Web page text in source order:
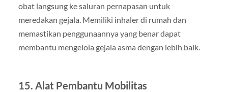
obat langsung ke saluran pernapasan untuk
meredakan gejala. Memiliki inhaler di rumah dan
memastikan penggunaannya yang benar dapat
membantu mengelola gejala asma dengan lebih baik.
15. Alat Pembantu Mobilitas